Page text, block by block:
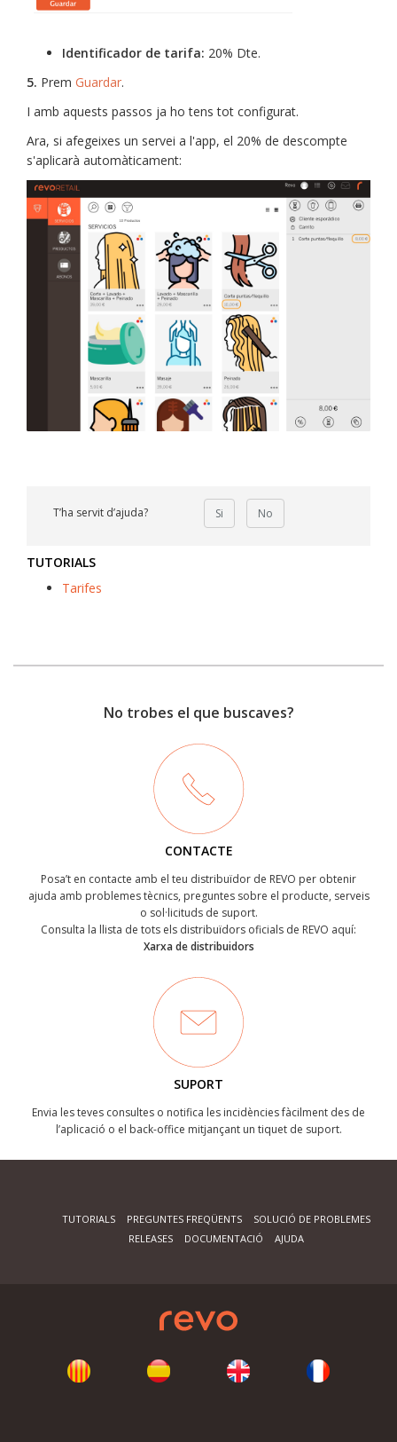
Identificador de tarifa: 20% Dte.
5. Prem Guardar.
I amb aquests passos ja ho tens tot configurat.
Ara, si afegeixes un servei a l'app, el 20% de descompte
s'aplicarà automàticament:
T’ha servit d’ajuda? Si No
TUTORIALS
Tarifes
No trobes el que buscaves?
CONTACTE
Posa’t en contacte amb el teu distribuïdor de REVO per obtenir
ajuda amb problemes tècnics, preguntes sobre el producte, serveis
o sol·licituds de suport.
Consulta la llista de tots els distribuïdors oficials de REVO aquí:
Xarxa de distribuidors
SUPORT
Envia les teves consultes o notifica les incidències fàcilment des de
l’aplicació o el back-office mitjançant un tiquet de suport.
TUTORIALS PREGUNTES FREQÜENTS
SOLUCIÓ DE PROBLEMES
RELEASES
DOCUMENTACIÓ AJUDA